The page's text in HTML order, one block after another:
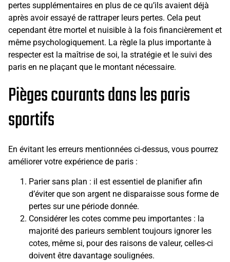
pertes supplémentaires en plus de ce qu’ils avaient déjà
après avoir essayé de rattraper leurs pertes. Cela peut
cependant être mortel et nuisible à la fois financièrement et
même psychologiquement. La règle la plus importante à
respecter est la maîtrise de soi, la stratégie et le suivi des
paris en ne plaçant que le montant nécessaire.
Pièges courants dans les paris
sportifs
En évitant les erreurs mentionnées ci-dessus, vous pourrez
améliorer votre expérience de paris :
Parier sans plan : il est essentiel de planifier afin
d’éviter que son argent ne disparaisse sous forme de
pertes sur une période donnée.
Considérer les cotes comme peu importantes : la
majorité des parieurs semblent toujours ignorer les
cotes, même si, pour des raisons de valeur, celles-ci
doivent être davantage soulignées.